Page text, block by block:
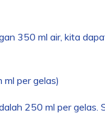
350 ml air, kita
ml per gelas)
250 ml per gelas.